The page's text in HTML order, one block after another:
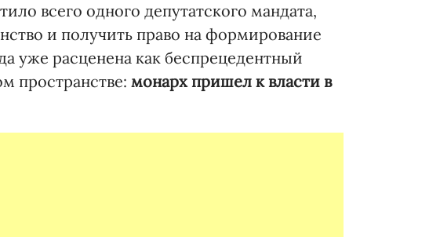
всего одного депутатского мандата,
и получить право на формирование
уже расценена как беспрецедентный
пространстве: монарх пришел к власти в